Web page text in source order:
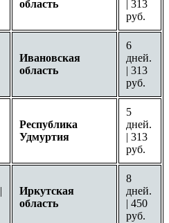
область
| 313
руб.
Ивановская
область
6
дней.
| 313
руб.
Республика
Удмуртия
5
дней.
| 313
руб.
Иркутская
область
8
дней.
| 450
руб.